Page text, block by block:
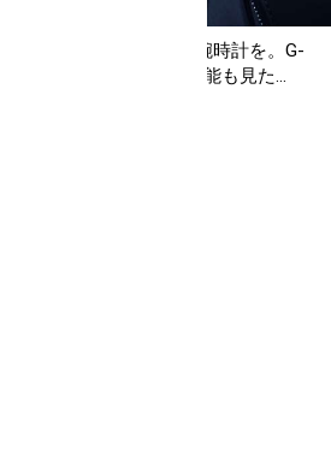
だ「指名買い」】2026年7月掲載記事か